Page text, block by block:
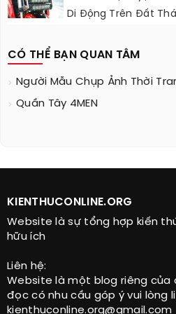
Di Động Trên Đất
CÓ THỂ BẠN QUAN TÂM
Người Mẫu Chụp Ảnh Thời
Quần Tây 4MEN
KIENTHUCONLINE.ORG
Website là sự tổng hợp kiến
hữu ích
Liên hệ:
Website là một blog riêng của
đọc có nhu cầu góp ý vui lòng
kienthuconline.org@gmail.com